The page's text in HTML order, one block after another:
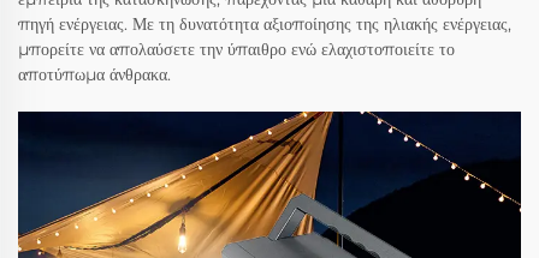
πηγή ενέργειας. Με τη δυνατότητα αξιοποίησης της ηλιακής ενέργειας,
μπορείτε να απολαύσετε την ύπαιθρο ενώ ελαχιστοποιείτε το
αποτύπωμα άνθρακα.